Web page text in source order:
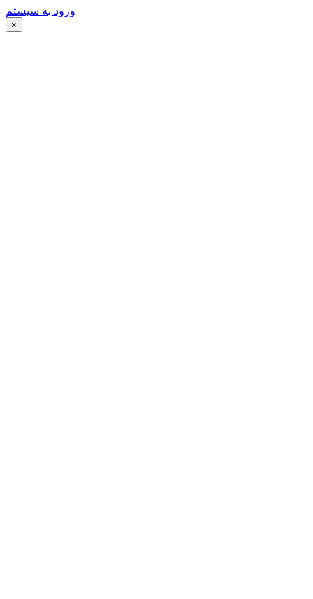
ورود به سیستم
×